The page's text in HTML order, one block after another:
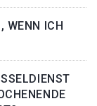
WENN ICH